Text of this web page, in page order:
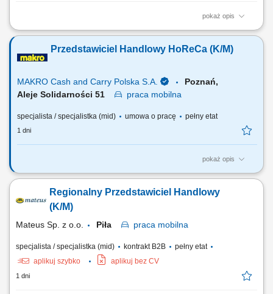
pokaż opis
Opis stanowiska: Aktywne pozyskiwanie klientów z rynku B2B oraz
sprzedażowego – od pierwszego kontaktu po finalizację umowy.
Budowanie długofalowych relacji z klientami oraz partnerami
Przedstawiciel Handlowy HoReCa (K/M)
MAKRO Cash and Carry Polska S.A.
Poznań,
Aleje Solidarności 51
praca mobilna
specjalista / specjalistka (mid) umowa o pracę pełny etat
1 dni
pokaż opis
Do Twoich głównych zadań będzie należało: Pozyskiwanie nowych
HoReCa. Identyfikacja potrzeb klientów oraz profesjonalne doradztwo
w zakresie rozwoju na rynku HoReCa. Realizacja celów sprzedaży.
Regionalny Przedstawiciel Handlowy
(K/M)
Mateus Sp. z o.o. Piła praca mobilna
specjalista / specjalistka (mid) kontrakt B2B
pełny etat
aplikuj szybko
aplikuj bez CV
1 dni